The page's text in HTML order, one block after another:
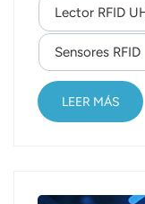
inteligente que
automática
equipos de
100%.Por
automáticos de
Lector RFID
Sensores RFID
LEER MÁS